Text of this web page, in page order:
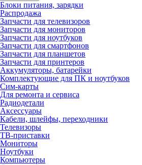
Блоки питания, зарядки
Распродажа
Запчасти для телевизоров
Запчасти для мониторов
Запчасти для ноутбуков
Запчасти для смартфонов
Запчасти для планшетов
Запчасти для принтеров
Аккумуляторы, батарейки
Комплектующие для ПК и ноутбуков
Сим-карты
Для ремонта и сервиса
Радиодетали
Аксессуары
Кабели, шлейфы, переходники
Телевизоры
ТВ-приставки
Мониторы
Ноутбуки
Компьютеры